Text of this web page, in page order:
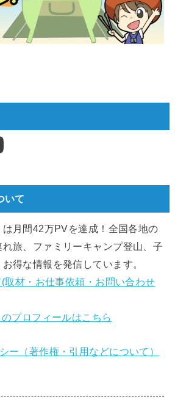
いて
は月間42万PVを達成！全国各地の
旅、ファミリーキャンプ登山、子
得な情報を発信しています。
取材・お仕事依頼・お問い合わせ
プロフィールはこちら
ー（著作権・引用などについて）